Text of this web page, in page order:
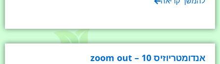
אנדומטריוזיס 10 – zoom out